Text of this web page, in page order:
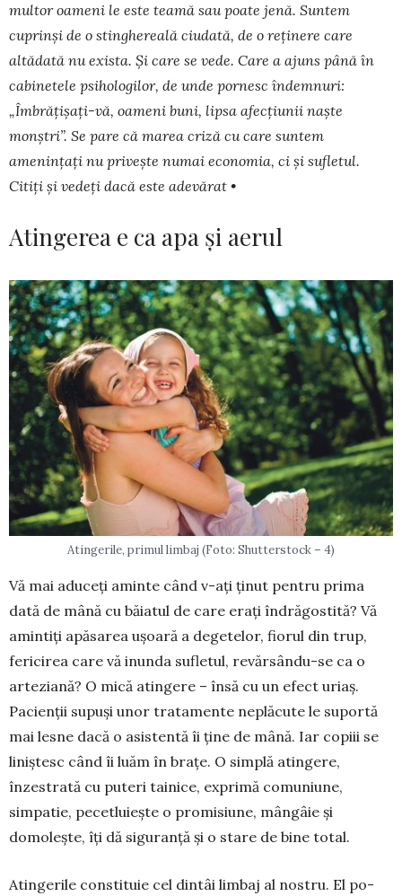
multor oameni le este teamă sau poate jenă. Sun­tem
cuprinși de o stinghereală ciudată, de o reținere care
altădată nu exista. Și care se vede. Care a ajuns până în
ca­bi­netele psihologilor, de unde por­nesc îndemnuri:
„Îmbrățișați-vă, oa­meni buni, lipsa afecțiunii naște
monștri”. Se pare că marea criză cu care suntem
amenințați nu pri­vește numai economia, ci și sufle­tul.
Citiți și vedeți dacă este adevărat •
Atingerea e ca apa și aerul
Atingerile, primul limbaj (Foto: Shutterstock – 4)
Vă mai aduceți aminte când v-ați ținut pentru prima
dată de mână cu băiatul de care erați în­drăgostită? Vă
amintiți apăsarea ușoară a dege­telor, fiorul din trup,
fericirea care vă inunda su­fletul, revărsându-se ca o
arteziană? O mică atin­gere – însă cu un efect uriaș.
Pacienții supuși unor tratamente neplăcute le suportă
mai lesne dacă o asis­tentă îi ține de mână. Iar copiii se
liniștesc când îi luăm în brațe. O sim­plă atingere,
înzestrată cu puteri tainice, exprimă co­mu­niune,
simpatie, pecetluiește o pro­mi­siune, mângâie și
domolește, îți dă siguranță și o stare de bine total.
Atingerile constituie cel dintâi limbaj al nostru. El po­